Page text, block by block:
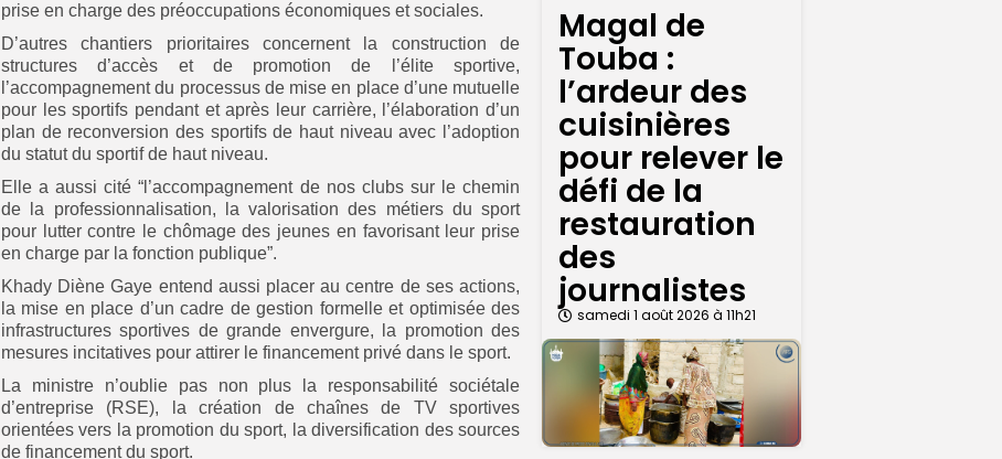
Magal de
Touba :
l’ardeur des
cuisinières
pour relever le
défi de la
restauration
des
journalistes
samedi 1 août 2026 à 11h21
prise en charge des préoccupations économiques et sociales.
D’autres chantiers prioritaires concernent la construction de
structures d’accès et de promotion de l’élite sportive,
l’accompagnement du processus de mise en place d’une mutuelle
pour les sportifs pendant et après leur carrière, l’élaboration d’un
plan de reconversion des sportifs de haut niveau avec l’adoption
du statut du sportif de haut niveau.
Elle a aussi cité “l’accompagnement de nos clubs sur le chemin
de la professionnalisation, la valorisation des métiers du sport
pour lutter contre le chômage des jeunes en favorisant leur prise
en charge par la fonction publique”.
Khady Diène Gaye entend aussi placer au centre de ses actions,
la mise en place d’un cadre de gestion formelle et optimisée des
infrastructures sportives de grande envergure, la promotion des
mesures incitatives pour attirer le financement privé dans le sport.
La ministre n’oublie pas non plus la responsabilité sociétale
d’entreprise (RSE), la création de chaînes de TV sportives
orientées vers la promotion du sport, la diversification des sources
de financement du sport.